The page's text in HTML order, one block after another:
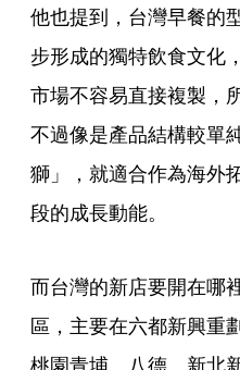
他也提到，台灣早餐的
步形成的獨特飲食文化
市場不容易直接複製，
不過像是產品結構較單
獅」，就適合作為海外
段的成長動能。
而台灣的新店要開在哪
區，主要在六都新興重
桃園青埔、八德、新北